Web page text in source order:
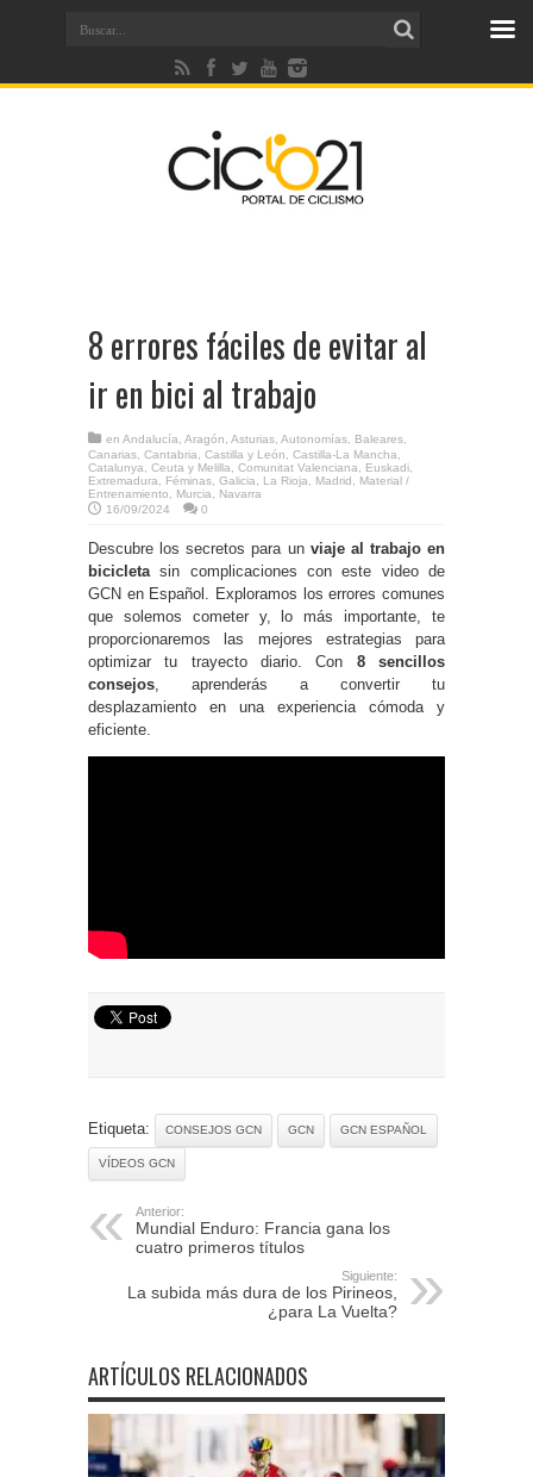
8 errores fáciles de evitar al
ir en bici al trabajo
en Andalucía Aragón Asturias Autonomías Baleares
Canarias Cantabria Castilla y León Castilla-La Mancha
Catalunya
Ceuta y Melilla Comunitat Valenciana Euskadi
Extremadura
Féminas Galicia La Rioja Madrid
Material /
Entrenamiento
Murcia
Navarra
16/09/2024
0
Descubre los secretos para un viaje al trabajo en
bicicletasin complicaciones con este video de
GCN en Español. Exploramos los errores comunes
que solemos cometer y, lo más importante, te
proporcionaremos las mejores estrategias para
optimizar tu trayecto diario. Con 8 sencillos
consejos, aprenderás a convertir tu
desplazamiento en una experiencia cómoda y
eficiente.
Etiqueta: CONSEJOS GCN GCN GCN ESPAÑOL
VÍDEOS GCN
Anterior:
Mundial Enduro: Francia gana los
cuatro primeros títulos
Siguiente:
La subida más dura de los Pirineos,
¿para La Vuelta?
ARTÍCULOS RELACIONADOS